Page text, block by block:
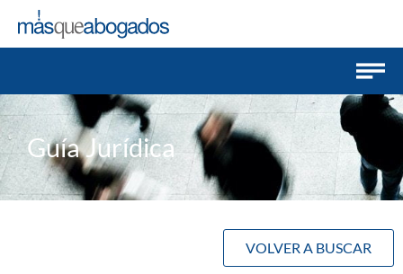
Guía Jurídica
VOLVER A BUSCAR